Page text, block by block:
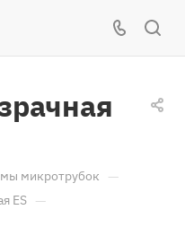
микротрубок —
ES —